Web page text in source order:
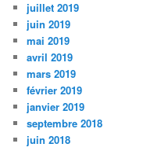
juillet 2019
juin 2019
mai 2019
avril 2019
mars 2019
février 2019
janvier 2019
septembre 2018
juin 2018